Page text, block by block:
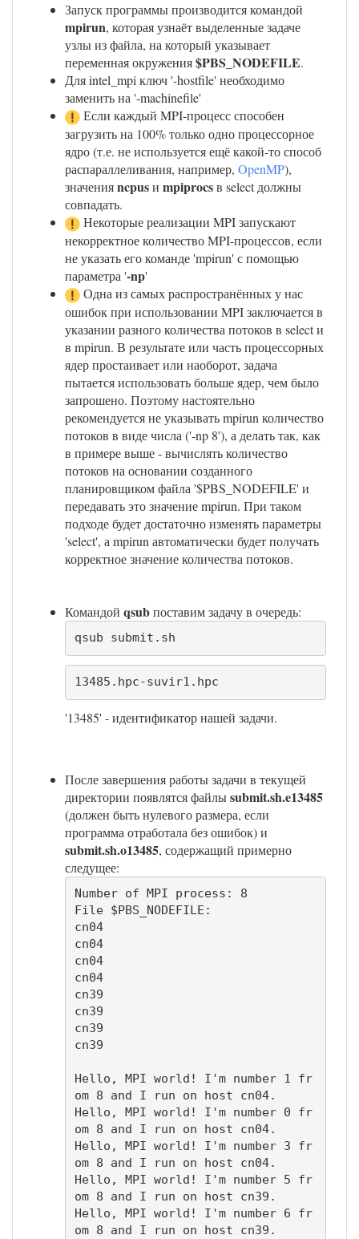
Запуск программы производится командой
mpirun, которая узнаёт выделенные задаче
узлы из файла, на который указывает
переменная окружения$PBS_NODEFILE.
Для intel_mpi ключ '-hostfile' необходимо
заменить на '-machinefile'
Если каждый MPI-процесс способен
загрузить на 100% только одно процессорное
ядро (т.е. не используется ещё какой-то способ
распараллеливания, например, OpenMP),
значенияncpusи mpiprocsв select должны
совпадать.
Некоторые реализации MPI запускают
некорректное количество MPI-процессов, если
не указать его команде 'mpirun' с помощью
параметра '-np'
Одна из самых распространённых у нас
ошибок при использовании MPI заключается в
указании разного количества потоков в select и
в mpirun. В результате или часть процессорных
ядер простаивает или наоборот, задача
пытается использовать больше ядер, чем было
запрошено. Поэтому настоятельно
рекомендуется не указывать mpirun количество
потоков в виде числа ('-np 8'), а делать так, как
в примере выше - вычислять количество
потоков на основании созданного
планировщиком файла '$PBS_NODEFILE' и
передавать это значение mpirun. При таком
подходе будет достаточно изменять параметры
'select', а mpirun автоматически будет получать
корректное значение количества потоков.
Командой qsubпоставим задачу в очередь:
qsub submit.sh
13485.hpc-suvir1.hpc
'13485' - идентификатор нашей задачи.
После завершения работы задачи в текущей
директории появлятся файлыsubmit.sh.e13485
(должен быть нулевого размера, если
программа отработала без ошибок) и
submit.sh.o13485, содержащий примерно
следущее:
Number of MPI process: 8
File $PBS_NODEFILE:
cn04
cn04
cn04
cn04
cn39
cn39
cn39
cn39
Hello, MPI world! I'm number 1 fr
om 8 and I run on host cn04.
Hello, MPI world! I'm number 0 fr
om 8 and I run on host cn04.
Hello, MPI world! I'm number 3 fr
om 8 and I run on host cn04.
Hello, MPI world! I'm number 5 fr
om 8 and I run on host cn39.
Hello, MPI world! I'm number 6 fr
om 8 and I run on host cn39.